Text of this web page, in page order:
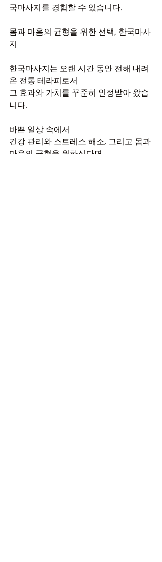
국마사지를 경험할 수 있습니다.
몸과 마음의 균형을 위한 선택, 한국마사
지
한국마사지는 오랜 시간 동안 전해 내려
온 전통 테라피로서
그 효과와 가치를 꾸준히 인정받아 왔습
니다.
바쁜 일상 속에서
건강 관리와 스트레스 해소, 그리고 몸과
마음의 균형을 원하신다면